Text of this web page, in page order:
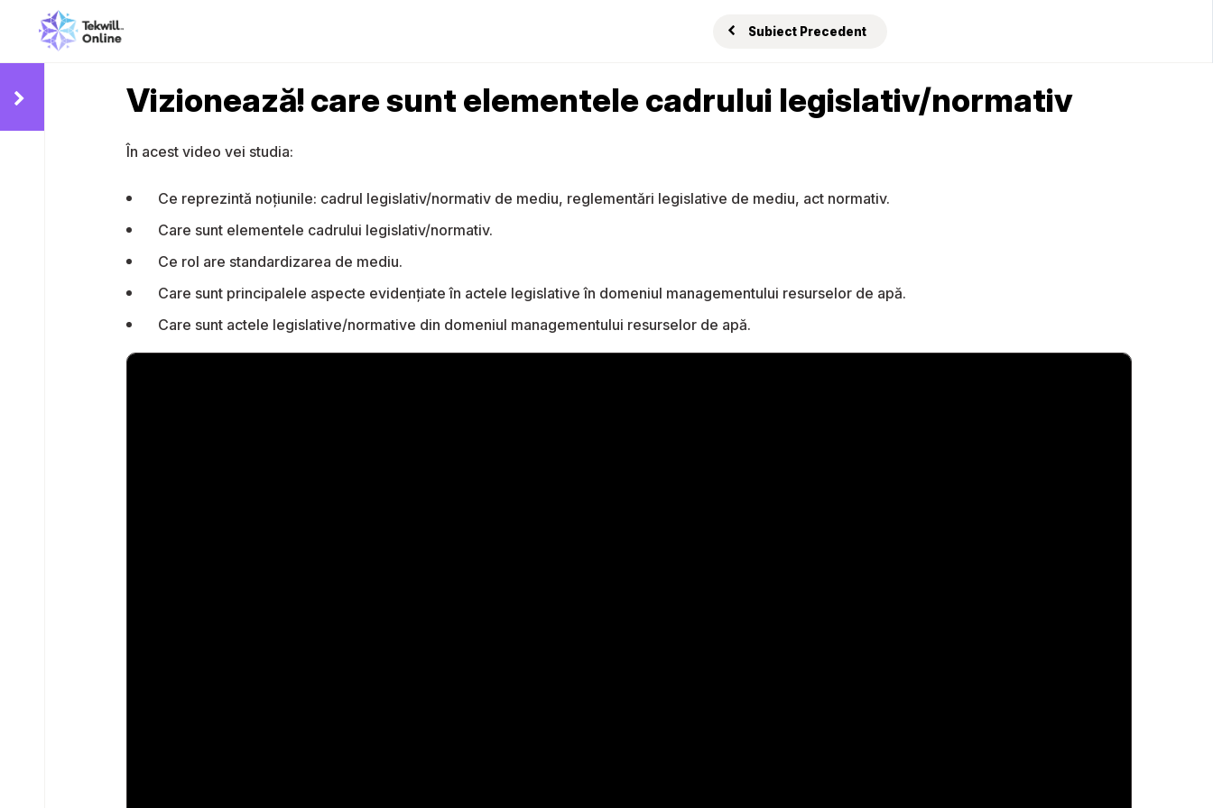
Subiect Precedent
Vizionează! care sunt elementele cadrului legislativ/normativ
În acest video vei studia:
Ce reprezintă noțiunile: cadrul legislativ/normativ de mediu, reglementări legislative de mediu, act normativ.
Care sunt elementele cadrului legislativ/normativ.
Ce rol are standardizarea de mediu.
Care sunt principalele aspecte evidențiate în actele legislative în domeniul managementului resurselor de apă.
Care sunt actele legislative/normative din domeniul managementului resurselor de apă.